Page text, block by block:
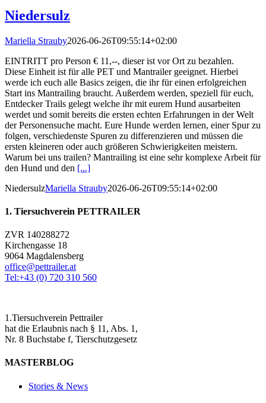
Niedersulz
Mariella Strauby2026-06-26T09:55:14+02:00
EINTRITT pro Person € 11,--, dieser ist vor Ort zu bezahlen.
Diese Einheit ist für alle PET und Mantrailer geeignet. Hierbei
werde ich euch alle Basics zeigen, die ihr für einen erfolgreichen
Start ins Mantrailing braucht. Außerdem werden, speziell für euch,
Entdecker Trails gelegt welche ihr mit eurem Hund ausarbeiten
werdet und somit bereits die ersten echten Erfahrungen in der Welt
der Personensuche macht. Eure Hunde werden lernen, einer Spur zu
folgen, verschiedenste Spuren zu differenzieren und müssen die
ersten kleineren oder auch größeren Schwierigkeiten meistern.
Warum bei uns trailen? Mantrailing ist eine sehr komplexe Arbeit für
den Hund und den [...]
NiedersulzMariella Strauby2026-06-26T09:55:14+02:00
1. Tiersuchverein PETTRAILER
ZVR 140288272
Kirchengasse 18
9064 Magdalensberg
office@pettrailer.at
Tel:+43 (0) 720 310 560
1.Tiersuchverein Pettrailer
hat die Erlaubnis nach § 11, Abs. 1,
Nr. 8 Buchstabe f, Tierschutzgesetz
MASTERBLOG
Stories & News